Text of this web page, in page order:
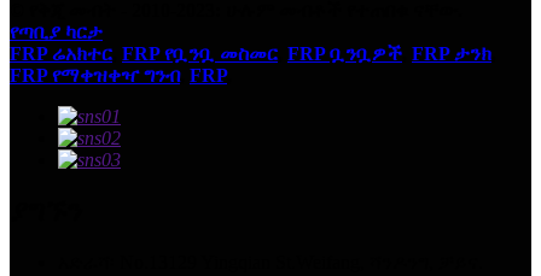
የጣቢያ ካርታ
FRP ሬአክተር, FRP የቧንቧ መስመር, FRP ቧንቧዎች FRP ታንክ
FRP የማቀዝቀዣ ግንብ, FRP,